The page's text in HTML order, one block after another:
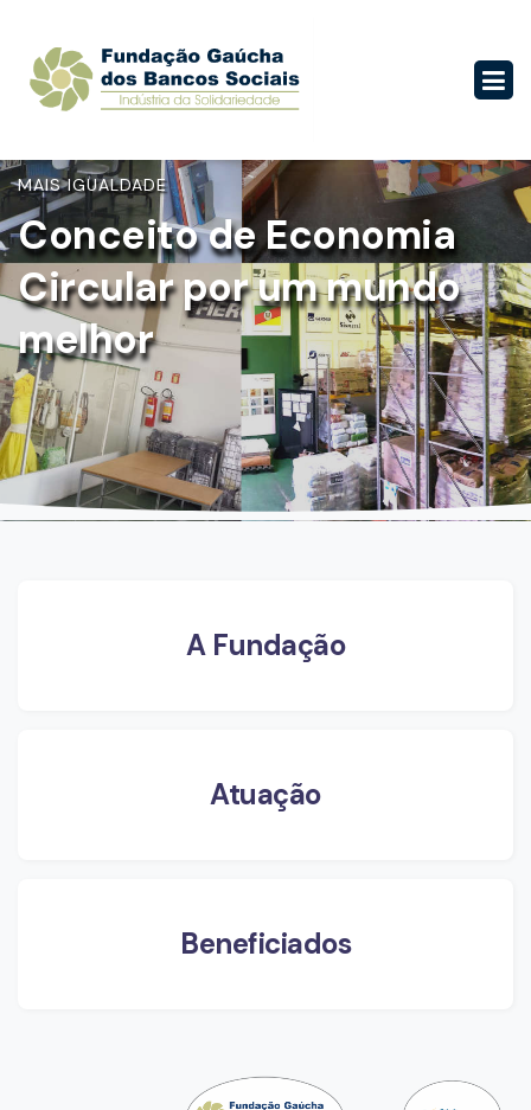
MAIS IGUALDADE
Conceito de Economia
Circular por um mundo
melhor
A Fundação
Atuação
Beneficiados